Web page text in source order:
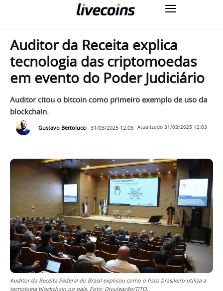
Auditor da Receita explica
tecnologia das criptomoedas
em evento do Poder Judiciário
Auditor citou o bitcoin como primeiro exemplo de uso da
blockchain.
Gustavo Bertolucci 31/03/2025 12:03 Atualizado 31/03/2025 12:03
Auditor da Receita Federal do Brasil explicou como o fisco brasileiro utiliza a
tecnologia blockchain no país. Foto: Divulgação/TJTO.